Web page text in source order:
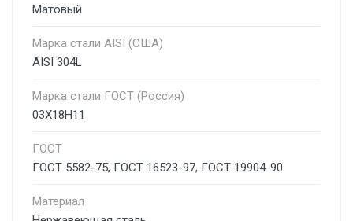
Матовый
Марка стали AISI (США)
AISI 304L
Марка стали ГОСТ (Россия)
03Х18Н11
ГОСТ
ГОСТ 5582-75, ГОСТ 16523-97, ГОСТ 19904-90
Материал